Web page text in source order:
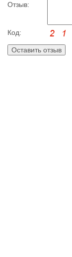
Отзыв:
Код: